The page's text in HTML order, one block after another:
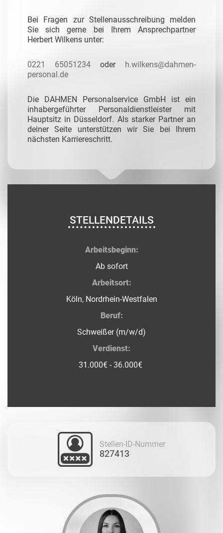
Bei Fragen zur Stellenausschreibung melden
Sie sichgerne bei Ihrem Ansprechpartner
Herbert Wilkens unter:
0221 65051234 oder h.wilkens@dahmen-
personal.de
Die DAHMEN Personalservice GmbH ist ein
inhabergeführter Personaldienstleister mit
Hauptsitz in Düsseldorf. Als starker Partner an
deiner Seite unterstützen wir Sie bei Ihrem
nächsten Karriereschritt.
STELLENDETAILS
Arbeitsbeginn:
Ab sofort
Arbeitsort:
Köln, Nordrhein-Westfalen
Beruf:
Schweißer (m/w/d)
Verdienst:
31.000€ - 36.000€
Stellen-ID-Nummer
827413